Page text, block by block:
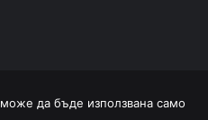
може да бъде използвана само